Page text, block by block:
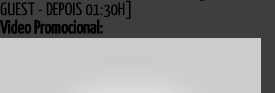
GUEST - DEPOIS 01:30H]
Video Promocional: